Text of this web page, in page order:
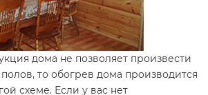
дома не позволяет произвести
то обогрев дома производится
схеме. Если у вас нет